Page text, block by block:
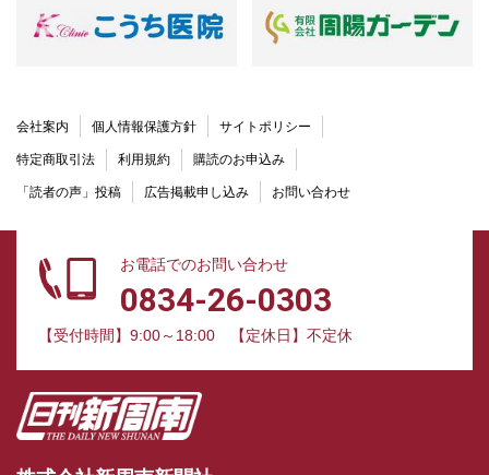
会社案内 個人情報保護方針 サイトポリシー
特定商取引法 利用規約 購読のお申込み
「読者の声」投稿 広告掲載申し込み お問い合わせ
お電話でのお問い合わせ
0834-26-0303
【受付時間】9:00～18:00 【定休日】不定休